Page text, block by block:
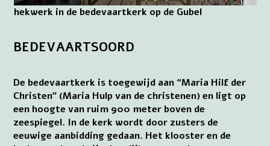
hekwerk in de bedevaartkerk op de Gubel
BEDEVAARTSOORD
De bedevaartkerk is toegewijd aan “Maria Hilf der
Christen” (Maria Hulp van de christenen) en ligt op
een hoogte van ruim 900 meter boven de
zeespiegel. In de kerk wordt door zusters de
eeuwige aanbidding gedaan. Het klooster en de